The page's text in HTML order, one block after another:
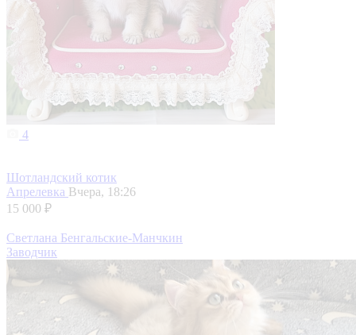
4
Шотландский котик
Апрелевка Вчера, 18:26
15 000 ₽
Светлана Бенгальские-Манчкин
Заводчик